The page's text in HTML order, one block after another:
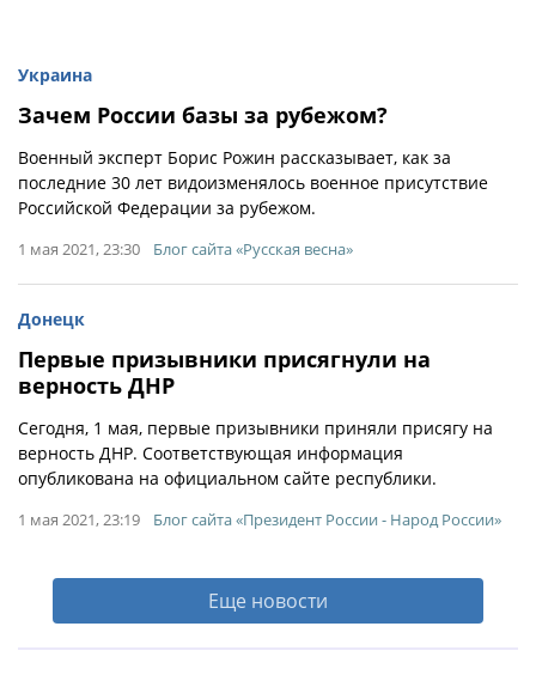
Украина
Зачем России базы за рубежом?
Военный эксперт Борис Рожин рассказывает, как за
последние 30 лет видоизменялось военное присутствие
Российской Федерации за рубежом.
1 мая 2021, 23:30 Блог сайта «Русская весна»
Донецк
Первые призывники присягнули на
верность ДНР
Сегодня, 1 мая, первые призывники приняли присягу на
верность ДНР. Соответствующая информация
опубликована на официальном сайте республики.
1 мая 2021, 23:19 Блог сайта «Президент России - Народ России»
Еще новости